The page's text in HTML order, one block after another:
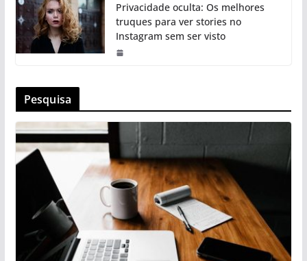
Privacidade oculta: Os melhores
truques para ver stories no
Instagram sem ser visto
Pesquisa